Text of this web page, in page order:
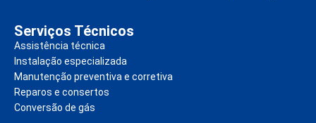
Serviços Técnicos
Assistência técnica
Instalação especializada
Manutenção preventiva e corretiva
Reparos e consertos
Conversão de gás